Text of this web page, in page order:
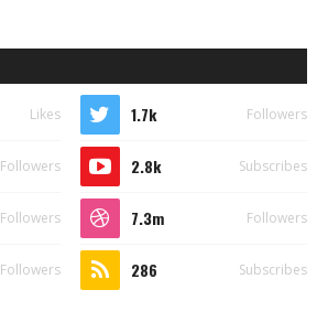
Likes 1.7k Followers
Followers 2.8k Subscribes
Followers 7.3m Followers
Followers 286 Subscribes